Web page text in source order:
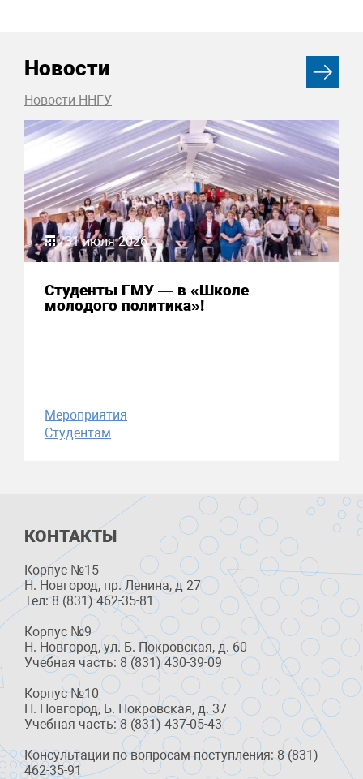
Новости
Новости ННГУ
31 июля 2026
Студенты ГМУ — в «Школе
молодого политика»!
Мероприятия
Студентам
КОНТАКТЫ
Корпус №15
Н. Новгород, пр. Ленина, д 27
Тел: 8 (831) 462-35-81
Корпус №9
Н. Новгород, ул. Б. Покровская, д. 60
Учебная часть: 8 (831) 430-39-09
Корпус №10
Н. Новгород, Б. Покровская, д. 37
Учебная часть: 8 (831) 437-05-43
Консультации по вопросам поступления: 8 (831)
462-35-91